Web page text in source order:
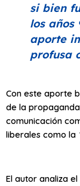
si bien
los años
aporte
profusa
Con este aporte
de la
comunicación
liberales como la
El autor analiza